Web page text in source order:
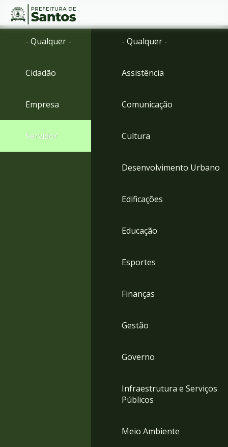
Ir
menu
para
Conteúdo
- Qualquer -
Cidadão
Empresa
Servidor
- Qualquer -
Assistência
Comunicação
Cultura
Desenvolvimento Urbano
Edificações
Educação
Esportes
Finanças
Gestão
Governo
Infraestrutura e Serviços
Públicos
Meio Ambiente